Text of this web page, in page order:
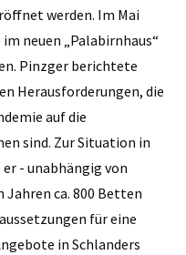
werden. Im Mai
neuen „Palabirnhaus“
Pinzger berichtete
Herausforderungen, die
auf die
sind. Zur Situation in
- unabhängig von
Jahren ca. 800 Betten
für eine
in Schlanders